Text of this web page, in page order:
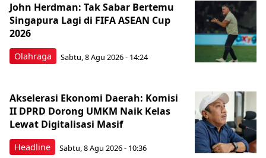
Olahraga
John Herdman: Tak Sabar Bertemu
Singapura Lagi di FIFA ASEAN Cup
2026
Sabtu, 8 Agu 2026 - 14:24
Headline
Akselerasi Ekonomi Daerah: Komisi
II DPRD Dorong UMKM Naik Kelas
Lewat Digitalisasi Masif
Sabtu, 8 Agu 2026 - 10:36